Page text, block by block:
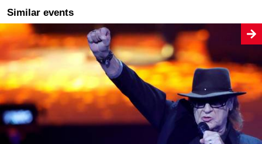
Orangerie Neuzelle - Stiftung Stift Neuzelle
Order online
Sun 06/09/2026 14:30
Gesamtführung Kloster Neuzelle
Orangerie Neuzelle - Stiftung Stift Neuzelle
Similar events